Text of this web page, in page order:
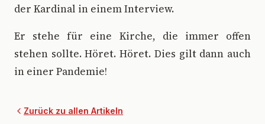
der Kardinal in einem Interview.
Er stehe für eine Kirche, die immer offen
stehen sollte. Höret. Höret. Dies gilt dann auch
in einer Pandemie!
Zurück zu allen Artikeln